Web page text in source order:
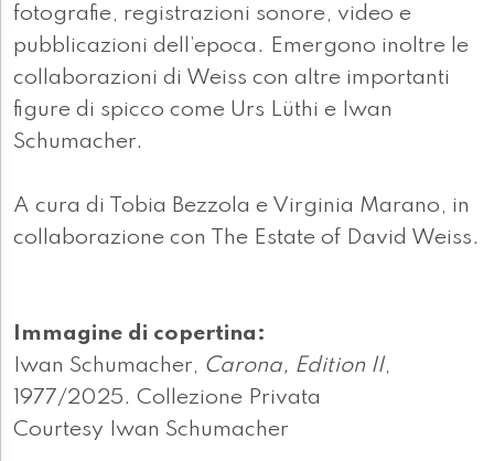
fotografie, registrazioni sonore, video e
pubblicazioni dell’epoca. Emergono inoltre le
collaborazioni di Weiss con altre importanti
figure di spicco come Urs Lüthi e Iwan
Schumacher.
A cura di Tobia Bezzola e Virginia Marano, in
collaborazione con The Estate of David Weiss.
Immagine di copertina:
Iwan Schumacher, Carona, Edition II,
1977/2025. Collezione Privata
Courtesy Iwan Schumacher